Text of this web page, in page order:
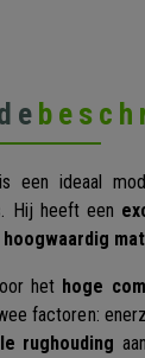
een ideaal
Hij heeft een
het hoge
factoren:
rughouding